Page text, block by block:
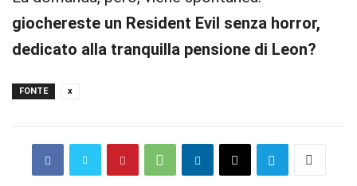
giochereste un Resident Evil senza horror,
dedicato alla tranquilla pensione di Leon?
FONTE x